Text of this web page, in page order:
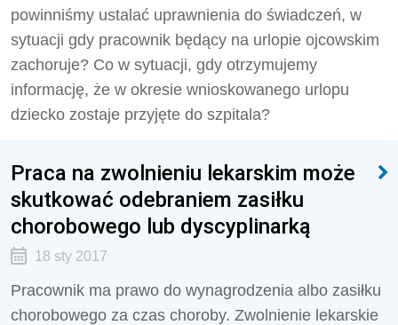
powinniśmy ustalać uprawnienia do świadczeń, w
sytuacji gdy pracownik będący na urlopie ojcowskim
zachoruje? Co w sytuacji, gdy otrzymujemy
informację, że w okresie wnioskowanego urlopu
dziecko zostaje przyjęte do szpitala?
Praca na zwolnieniu lekarskim może
skutkować odebraniem zasiłku
chorobowego lub dyscyplinarką
18 sty 2017
Pracownik ma prawo do wynagrodzenia albo zasiłku
chorobowego za czas choroby. Zwolnienie lekarskie